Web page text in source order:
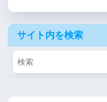
サイト内を検索